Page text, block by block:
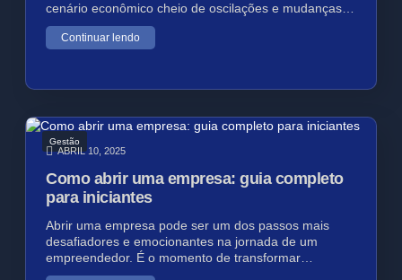
cenário econômico cheio de oscilações e mudanças…
Continuar lendo
Gestão
ABRIL 10, 2025
Como abrir uma empresa: guia completo
para iniciantes
Abrir uma empresa pode ser um dos passos mais
desafiadores e emocionantes na jornada de um
empreendedor. É o momento de transformar…